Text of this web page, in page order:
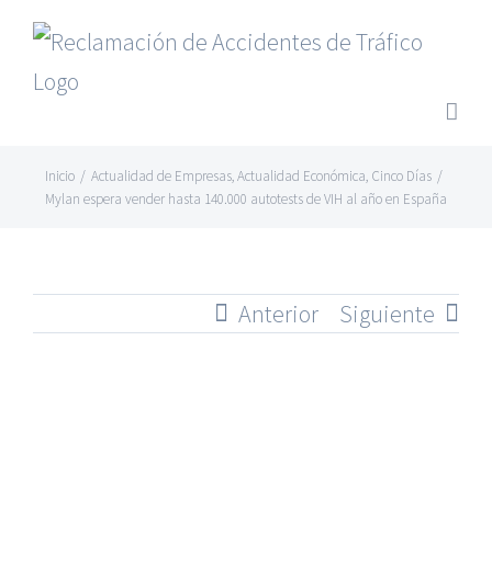
Saltar
contenido
Inicio / Actualidad de Empresas,Actualidad Económica, Cinco Días /
Mylan espera vender hasta 140.000 autotests de VIH al año en España
Anterior Siguiente